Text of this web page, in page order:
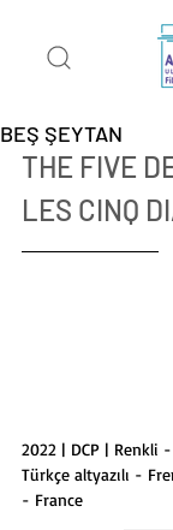
BEŞ ŞEYTAN
THE FIVE
LES CINQ
2022 | DCP | Renkli
Türkçe altyazılı -
- France